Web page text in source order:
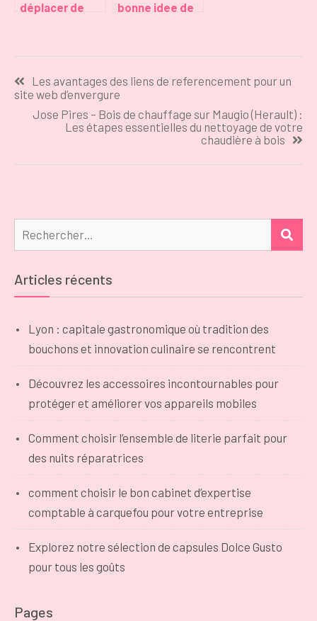
déplacer de
dans la vie de
bonne idee de
gratuitement ?
de
l’article
Les avantages des liens de referencement pour un
site web d’envergure
Jose Pires – Bois de chauffage sur Maugio (Herault) :
Les étapes essentielles du nettoyage de votre
chaudière à bois
Rechercher :
Articles récents
Lyon : capitale gastronomique où tradition des
bouchons et innovation culinaire se rencontrent
Découvrez les accessoires incontournables pour
protéger et améliorer vos appareils mobiles
Comment choisir l’ensemble de literie parfait pour
des nuits réparatrices
comment choisir le bon cabinet d’expertise
comptable à carquefou pour votre entreprise
Explorez notre sélection de capsules Dolce Gusto
pour tous les goûts
Pages